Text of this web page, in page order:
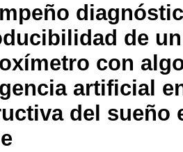
de un
con
artificial
del sueño